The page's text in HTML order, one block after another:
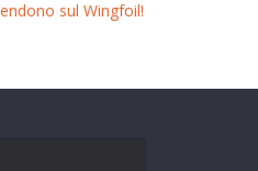
sul Wingfoil!